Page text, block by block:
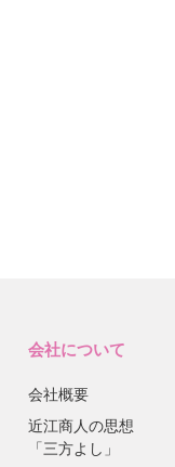
会社について
会社概要
近江商人の思想
「三方よし」